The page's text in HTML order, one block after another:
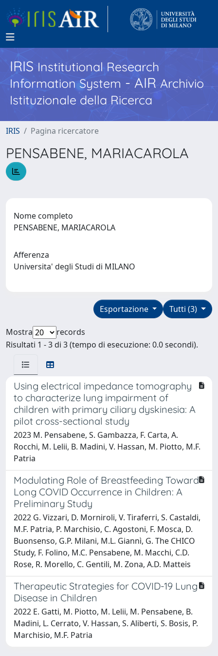
IRISInstitutional Research
Information System - AIR Archivio
Istituzionale della Ricerca
IRIS Pagina ricercatore
PENSABENE, MARIACAROLA
Nome completo
PENSABENE, MARIACAROLA
Afferenza
Universita' degli Studi di MILANO
Tutti (3)
Esportazione
Mostra
records
Risultati 1 - 3 di 3 (tempo di esecuzione: 0.0 secondi).
Using electrical impedance tomography
to characterize lung impairment of
children with primary ciliary dyskinesia: A
pilot cross-sectional study
2023 M. Pensabene, S. Gambazza, F. Carta, A.
Rocchi, M. Lelii, B. Madini, V. Hassan, M. Piotto, M.F.
Patria
Modulating Role of Breastfeeding Toward
Long COVID Occurrence in Children: A
Preliminary Study
2022 G. Vizzari, D. Morniroli, V. Tiraferri, S. Castaldi,
M.F. Patria, P. Marchisio, C. Agostoni, F. Mosca, D.
Buonsenso, G.P. Milani, M.L. Giannì, G. The CHICO
Study, F. Folino, M.C. Pensabene, M. Macchi, C.D.
Rose, R. Morello, C. Gentili, M. Zona, A.D. Matteis
Therapeutic Strategies for COVID-19 Lung
Disease in Children
2022 E. Gatti, M. Piotto, M. Lelii, M. Pensabene, B.
Madini, L. Cerrato, V. Hassan, S. Aliberti, S. Bosis, P.
Marchisio, M.F. Patria